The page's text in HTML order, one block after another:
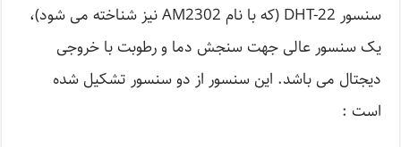
سنسور DHT-22 (که با نام AM2302 نیز شناخته می شود)،
یک سنسور عالی جهت سنجش دما و رطوبت با خروجی
دیجتال می باشد. این سنسور از دو سنسور تشکیل شده
است :